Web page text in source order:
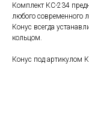
Комплект КС-234
любого современного
Конус всегда
кольцом.
Конус под артикулом